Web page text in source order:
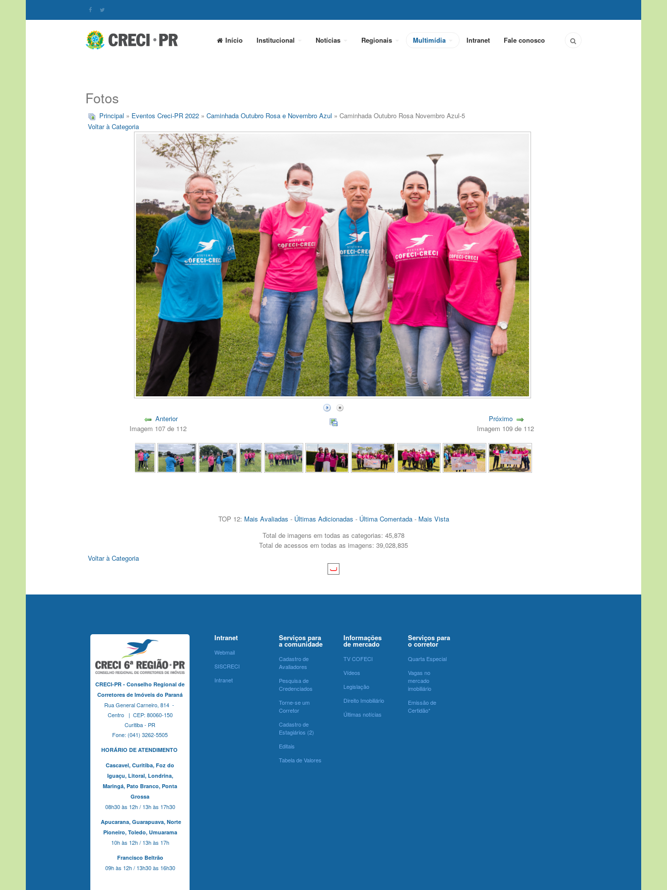
Início Institucional Notícias Regionais Multimídia Intranet Fale conosco
Fotos
Principal » Eventos Creci-PR 2022 » Caminhada Outubro Rosa e Novembro Azul » Caminhada Outubro Rosa Novembro Azul-5
Voltar à Categoria
Anterior
Imagem 107 de 112
Próximo
Imagem 109 de 112
TOP 12: Mais Avaliadas - Últimas Adicionadas - Última Comentada- Mais Vista
Total de imagens em todas as categorias: 45,878
Total de acessos em todas as imagens: 39,028,835
Voltar à Categoria
CRECI-PR - Conselho Regional de
Corretores de Imóveis do Paraná
Rua General Carneiro, 814 -
Centro | CEP: 80060-150
Curitiba - PR
Fone: (041) 3262-5505
HORÁRIO DE ATENDIMENTO
Cascavel, Curitiba, Foz do
Iguaçu, Litoral, Londrina,
Maringá, Pato Branco, Ponta
Grossa
08h30 às 12h / 13h às 17h30
Apucarana, Guarapuava, Norte
Pioneiro, Toledo, Umuarama
10h às 12h / 13h às 17h
Francisco Beltrão
09h às 12h / 13h30 às 16h30
Intranet
Webmail
SISCRECI
Intranet
Serviços para
a comunidade
Cadastro de
Avaliadores
Pesquisa de
Credenciados
Torne-se um
Corretor
Cadastro de
Estagiários (2)
Editais
Tabela de Valores
Informações
de mercado
TV COFECI
Vídeos
Legislação
Direito Imobiliário
Últimas notícias
Serviços para
o corretor
Quarta Especial
Vagas no
mercado
imobiliário
Emissão de
Certidão*